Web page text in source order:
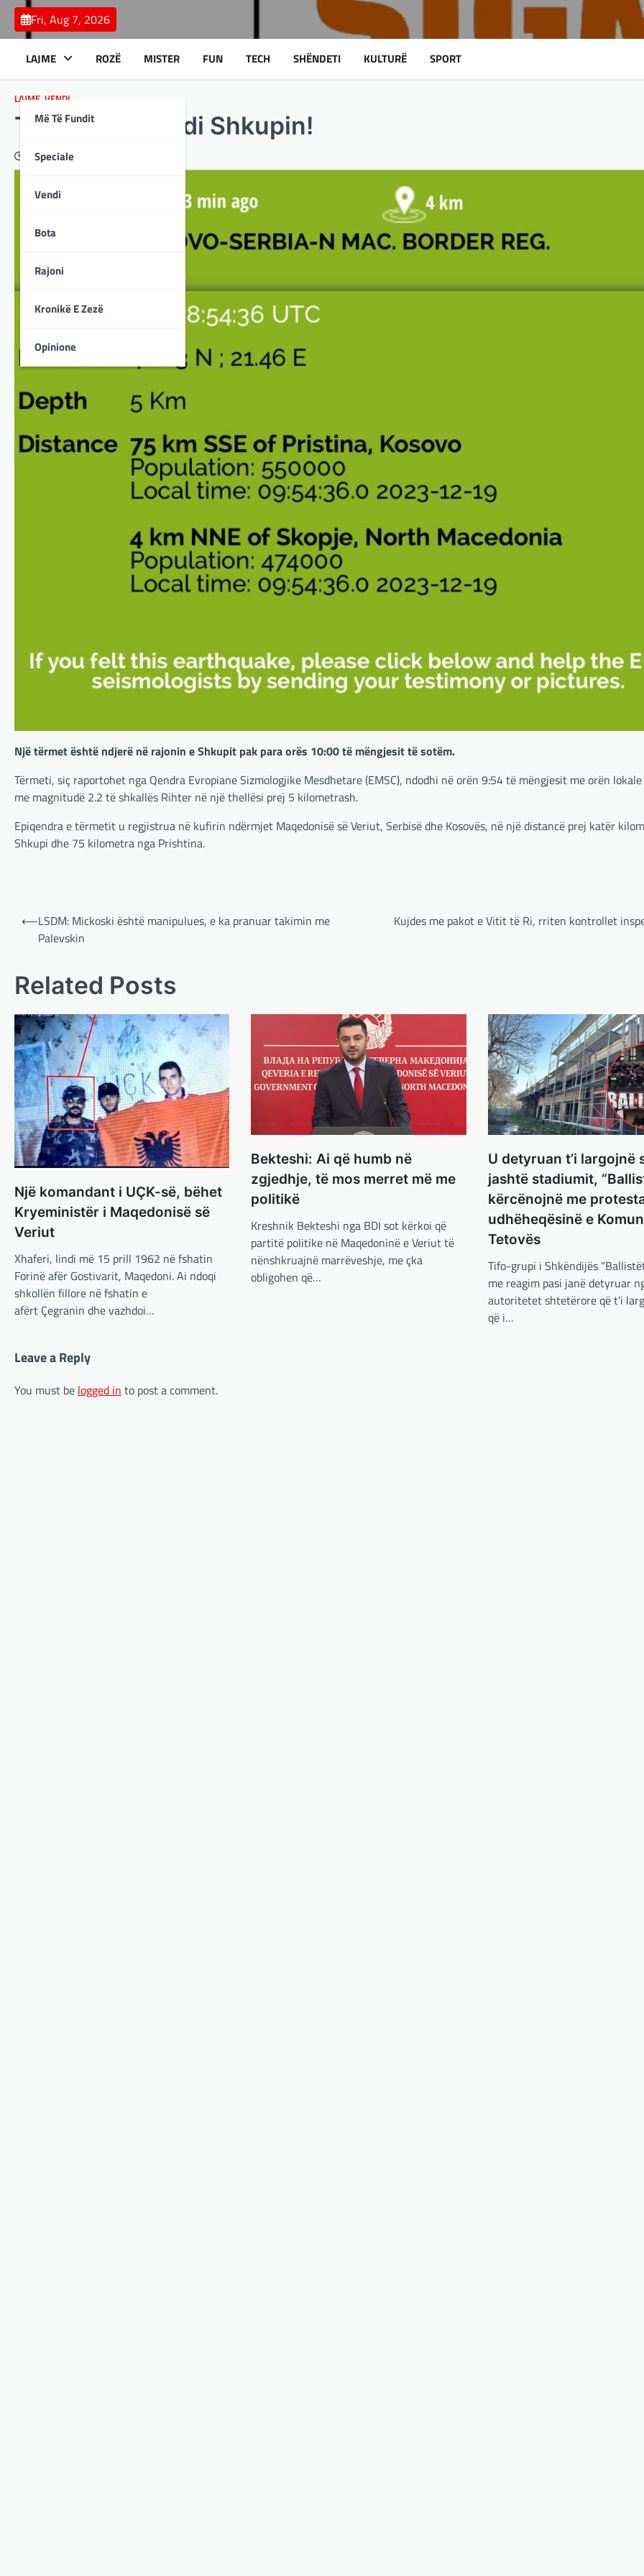
Skip
content
Fri, Aug 7, 2026
LAJME
Më Të Fundit
Speciale
Vendi
Bota
Rajoni
Kronikë E Zezë
Opinione
ROZË MISTER FUN TECH SHËNDETI KULTURË SPORT
LAJME VENDI
Tërmeti shkundi Shkupin!
December 19, 2023
Një tërmet është ndjerë në rajonin e Shkupit pak para orës 10:00 të mëngjesit të sotëm.
Tërmeti, siç raportohet nga Qendra Evropiane Sizmologjike Mesdhetare (EMSC), ndodhi në orën 9:54 të mëngjesit me orën
me magnitudë 2.2 të shkallës Rihter në një thellësi prej 5 kilometrash.
Epiqendra e tërmetit u regjistrua në kufirin ndërmjet Maqedonisë së Veriut, Serbisë dhe Kosovës, në një distancë prej katër
Shkupi dhe 75 kilometra nga Prishtina.
Post
navigation
⟵LSDM: Mickoski është manipulues, e ka pranuar takimin me
Palevskin
Kujdes me pakot e Vitit të Ri, rriten kontrollet
Related Posts
Një komandant i UÇK-së, bëhet
Kryeministër i Maqedonisë së
Veriut
Xhaferi, lindi më 15 prill 1962 në fshatin
Forinë afër Gostivarit, Maqedoni. Ai ndoqi
shkollën fillore në fshatin e
afërt Çegranin dhe vazhdoi…
Bekteshi: Ai që humb në
zgjedhje, të mos merret më me
politikë
Kreshnik Bekteshi nga BDI sot kërkoi që
partitë politike në Maqedoninë e Veriut të
nënshkruajnë marrëveshje, me çka
obligohen që…
U detyruan t’i largojnë
jashtë stadiumit,
kërcënojnë me
udhëheqësinë e
Tetovës
Tifo-grupi i Shkëndijës
me reagim pasi janë detyruar
autoritetet shtetërore që t’i
që i…
Leave a Reply
You must be logged in to post a comment.